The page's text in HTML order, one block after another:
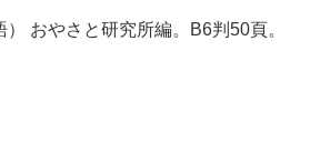
おやさと研究所編。B6判50頁。